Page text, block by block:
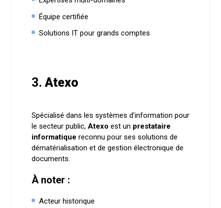
Équipe certifiée
Solutions IT pour grands comptes
3. Atexo
Spécialisé dans les systèmes d’information pour
le secteur public, Atexo est un prestataire
informatique reconnu pour ses solutions de
dématérialisation et de gestion électronique de
documents.
À noter :
Acteur historique